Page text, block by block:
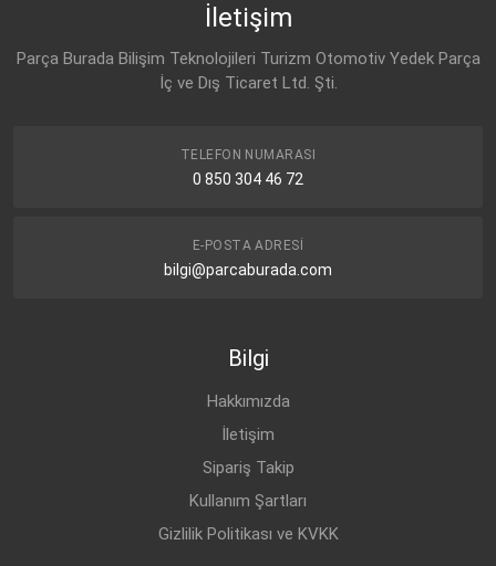
İletişim
Parça Burada Bilişim Teknolojileri Turizm Otomotiv Yedek Parça
İç ve Dış Ticaret Ltd. Şti.
TELEFON NUMARASI
0 850 304 46 72
E-POSTA ADRESI
bilgi@parcaburada.com
Bilgi
Hakkımızda
İletişim
Sipariş Takip
Kullanım Şartları
Gizlilik Politikası ve KVKK